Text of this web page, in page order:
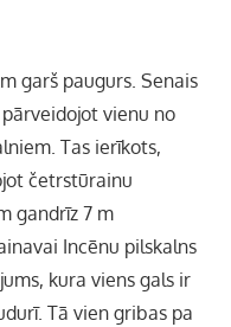
garš paugurs. Senais
vienu no
Tas ierīkots,
četrstūrainu
gandrīz 7 m
Incēnu pilskalns
kura viens gals ir
Tā vien gribas pa